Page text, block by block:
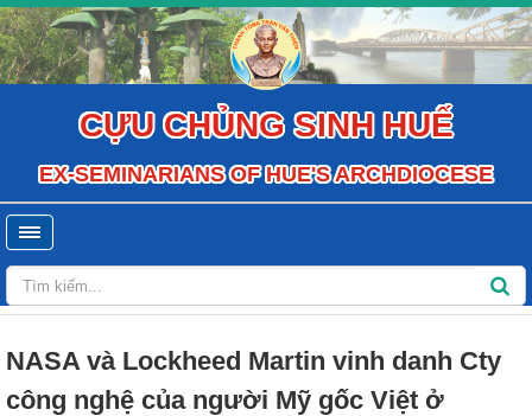
CỰU CHỦNG SINH HUẾ
EX-SEMINARIANS OF HUE'S ARCHDIOCESE
NASA và Lockheed Martin vinh danh Cty
công nghệ của người Mỹ gốc Việt ở